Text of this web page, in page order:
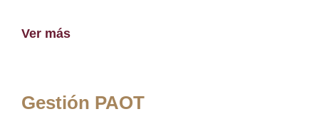
Ver más
Gestión PAOT